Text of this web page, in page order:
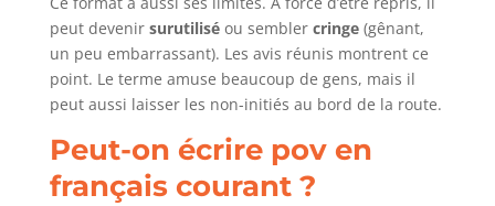
peut devenir surutiliséou sembler cringe(gênant,
un peu embarrassant). Les avis réunis montrent ce
point. Le terme amuse beaucoup de gens, mais il
peut aussi laisser les non-initiés au bord de la route.
Peut-on écrire pov en
français courant ?